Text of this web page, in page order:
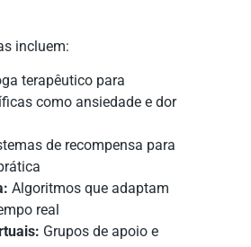
incluem:
terapêutico para
como ansiedade e dor
de recompensa para
Algoritmos que adaptam
real
Grupos de apoio e